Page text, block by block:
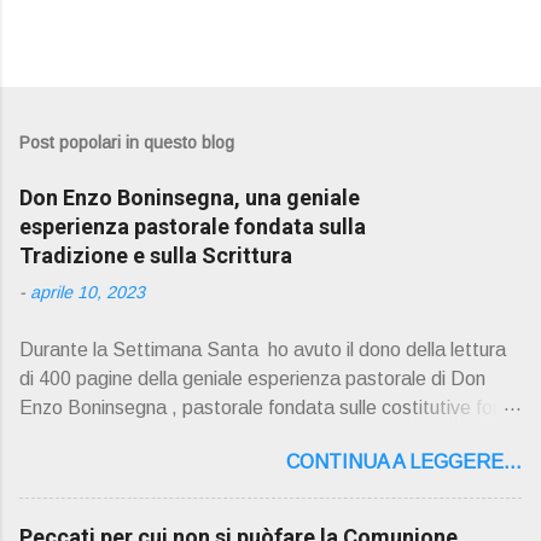
Post popolari in questo blog
Don Enzo Boninsegna, una geniale
esperienza pastorale fondata sulla
Tradizione e sulla Scrittura
- aprile 10, 2023
Durante la Settimana Santa ho avuto il dono della lettura
di 400 pagine della geniale esperienza pastorale di Don
Enzo Boninsegna , pastorale fondata sulle costitutive fon ti
Dio giunta in continuit à ecclesiale a noi per mezzo di Gesù,
degli Apostoli e dei loro successori . Io don Gino Oliosi v
orrei contribuire ad una lettura non pregiudiziale su don
CONTINUA A LEGGERE...